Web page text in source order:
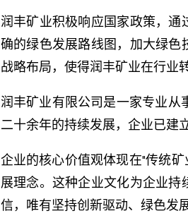
润丰矿业积极响应国家政策，
确的绿色发展路线图，加大绿
战略布局，使得润丰矿业在行业
润丰矿业有限公司是一家专业从
二十余年的持续发展，企业已建
企业的核心价值观体现在"传统
展理念。这种企业文化为企业
信，唯有坚持创新驱动、绿色发